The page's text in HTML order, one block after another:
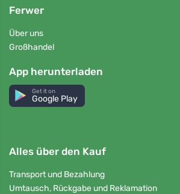
Ferwer
Über uns
Großhandel
App herunterladen
Get it on
Google Play
Alles über den Kauf
Transport und Bezahlung
Umtausch, Rückgabe und Reklamation